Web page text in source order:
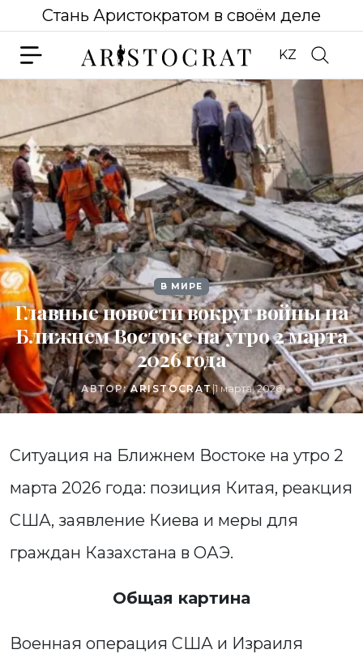
Стань Аристократом в своём деле
KZ
В МИРЕ
Главные новости вокруг войны на
Ближнем Востоке на утро 2 марта
2026 года
АВТОР:ARISTOCRAT|1 марта, 2026
Ситуация на Ближнем Востоке на утро 2
марта 2026 года: позиция Китая, реакция
США, заявление Киева и меры для
граждан Казахстана в ОАЭ.
Общая картина
Военная операция США и Израиля